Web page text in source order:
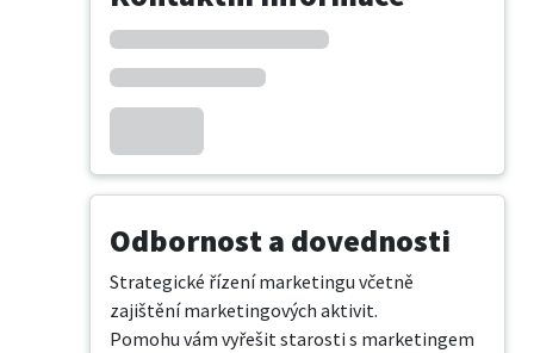
Odbornost a dovednosti
Strategické řízení marketingu včetně
zajištění marketingových aktivit.
Pomohu vám vyřešit starosti s marketingem